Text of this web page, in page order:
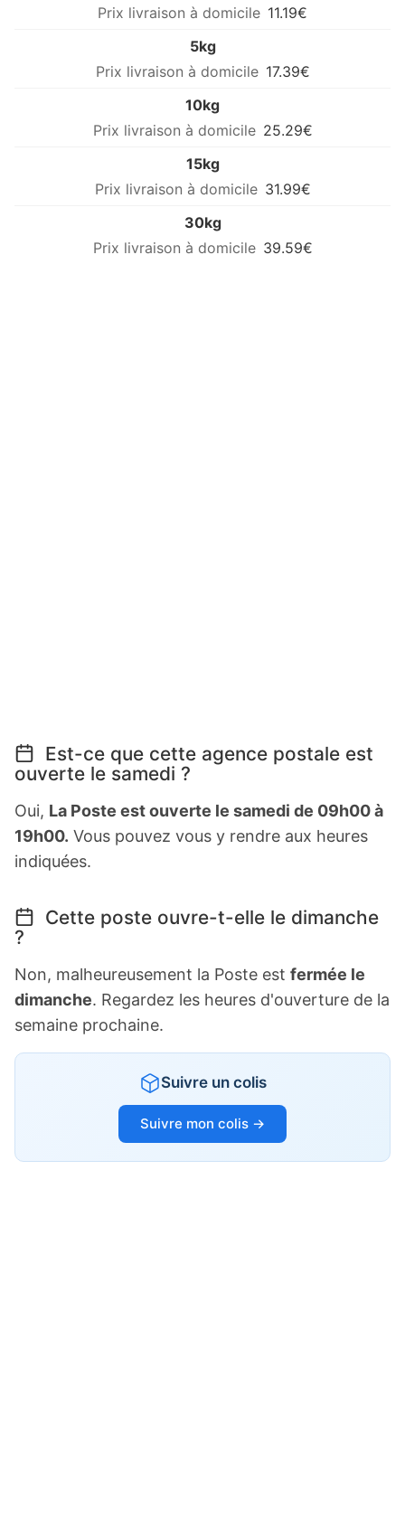
11.19€
5kg
17.39€
10kg
25.29€
15kg
31.99€
30kg
39.59€
Est-ce que cette agence postale est
ouverte le samedi ?
Oui, La Poste est ouverte le samedi de 09h00 à
19h00. Vous pouvez vous y rendre aux heures
indiquées.
Cette poste ouvre-t-elle le dimanche
?
Non, malheureusement la Poste est fermée le
dimanche. Regardez les heures d'ouverture de la
semaine prochaine.
Suivre un colis
Suivre mon colis →